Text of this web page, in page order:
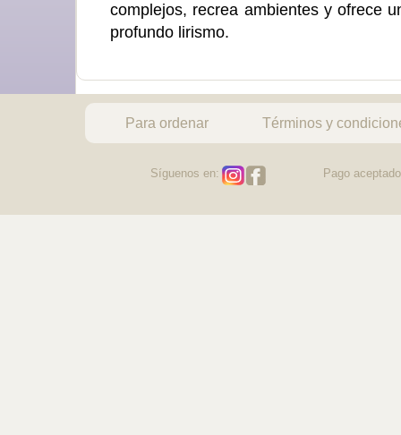
complejos, recrea ambientes y ofrece
profundo lirismo.
Para ordenar Términos y
Síguenos en: Pago